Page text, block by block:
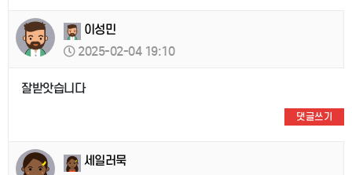
이성민
2025-02-04 19:10
잘받앗습니다
댓글쓰기
세일러묵